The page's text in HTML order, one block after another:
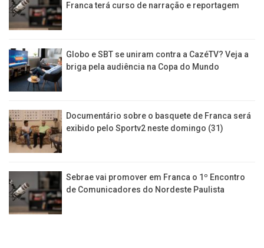
Franca terá curso de narração e reportagem
Globo e SBT se uniram contra a CazéTV? Veja a
briga pela audiência na Copa do Mundo
Documentário sobre o basquete de Franca será
exibido pelo Sportv2 neste domingo (31)
Sebrae vai promover em Franca o 1º Encontro
de Comunicadores do Nordeste Paulista